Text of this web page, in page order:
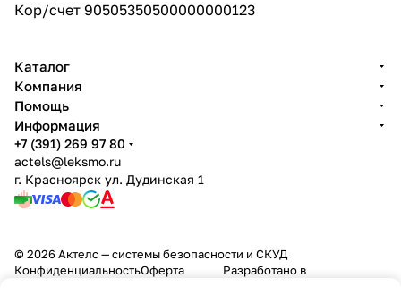
Кор/счет 90505350500000000123
Каталог
Компания
Помощь
Информация
+7 (391) 269 97 80
actels@leksmo.ru
г. Красноярск ул. Дудинская 1
© 2026 Актелс — системы безопасности и СКУД
КонфиденциальностьОферта Разработано в